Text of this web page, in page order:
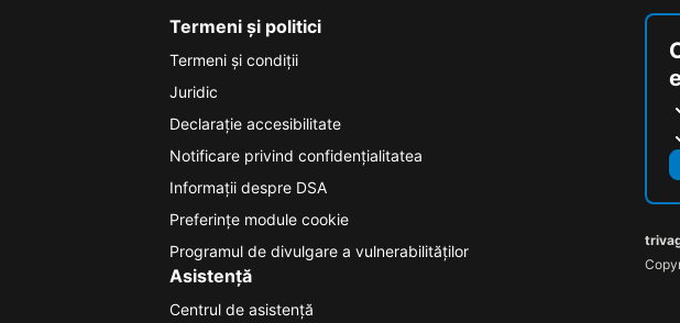
Termeni și politici
Termeni și condiţii
Juridic
Declarație accesibilitate
Notificare privind confidențialitatea
Informații despre DSA
Preferințe module cookie
Programul de divulgare a vulnerabilităților
Asistență
Centrul de asistență